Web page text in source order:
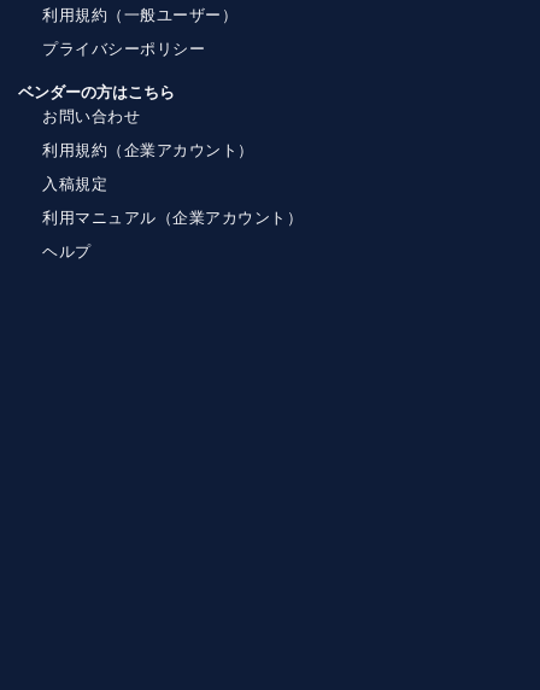
利用規約（一般ユーザー）
プライバシーポリシー
ベンダーの方はこちら
お問い合わせ
利用規約（企業アカウント）
入稿規定
利用マニュアル（企業アカウント）
ヘルプ